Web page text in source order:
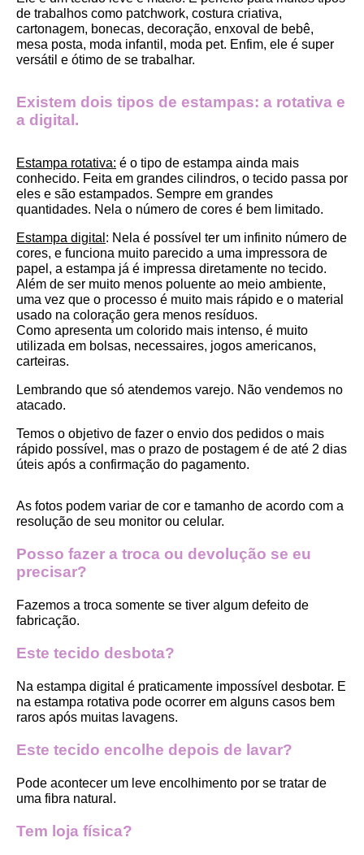
de trabalhos como patchwork, costura criativa,
cartonagem, bonecas, decoração, enxoval de bebê,
mesa posta, moda infantil, moda pet. Enfim, ele é super
versátil e ótimo de se trabalhar.
Existem dois tipos de estampas: a rotativa e
a digital.
Estampa rotativa: é o tipo de estampa ainda mais
conhecido. Feita em grandes cilindros, o tecido passa por
eles e são estampados. Sempre em grandes
quantidades. Nela o número de cores é bem limitado.
Estampa digital : Nela é possível ter um infinito número de
cores, e funciona muito parecido a uma impressora de
papel, a estampa já é impressa diretamente no tecido.
Além de ser muito menos poluente ao meio ambiente,
uma vez que o processo é muito mais rápido e o material
usado na coloração gera menos resíduos.
Como apresenta um colorido mais intenso, é muito
utilizada em bolsas, necessaires, jogos americanos,
carteiras.
Lembrando que só atendemos varejo. Não vendemos no
atacado.
Temos o objetivo de fazer o envio dos pedidos o mais
rápido possível, mas o prazo de postagem é de até 2 dias
úteis após a confirmação do pagamento.
As fotos podem variar de cor e tamanho de acordo com a
resolução de seu monitor ou celular.
Posso fazer a troca ou devolução se eu
precisar?
Fazemos a troca somente se tiver algum defeito de
fabricação.
Este tecido desbota?
Na estampa digital é praticamente impossível desbotar. E
na estampa rotativa pode ocorrer em alguns casos bem
raros após muitas lavagens.
Este tecido encolhe depois de lavar?
Pode acontecer um leve encolhimento por se tratar de
uma fibra natural.
Tem loja física?